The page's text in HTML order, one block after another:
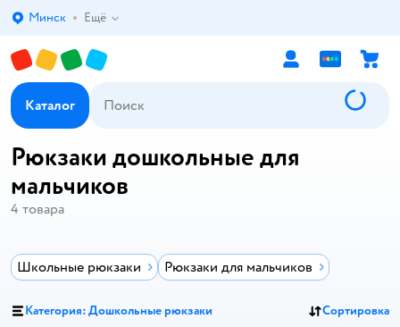
Выбор адреса доставки.
Минск Ещё
Каталог
Рюкзаки дошкольные для
мальчиков
4 товара
Школьные рюкзаки Рюкзаки для мальчиков
Категория: Дошкольные рюкзаки Сортировка